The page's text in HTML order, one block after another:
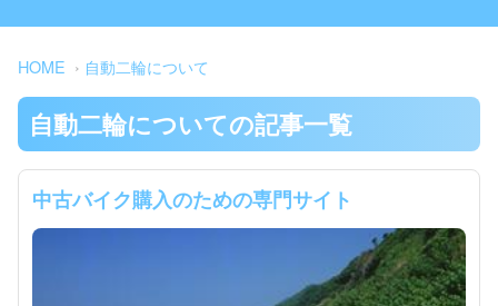
HOME 自動二輪について
自動二輪についての記事一覧
中古バイク購入のための専門サイト